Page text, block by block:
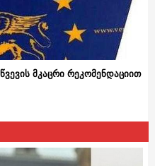
მკაცრი რეკომენდაციით